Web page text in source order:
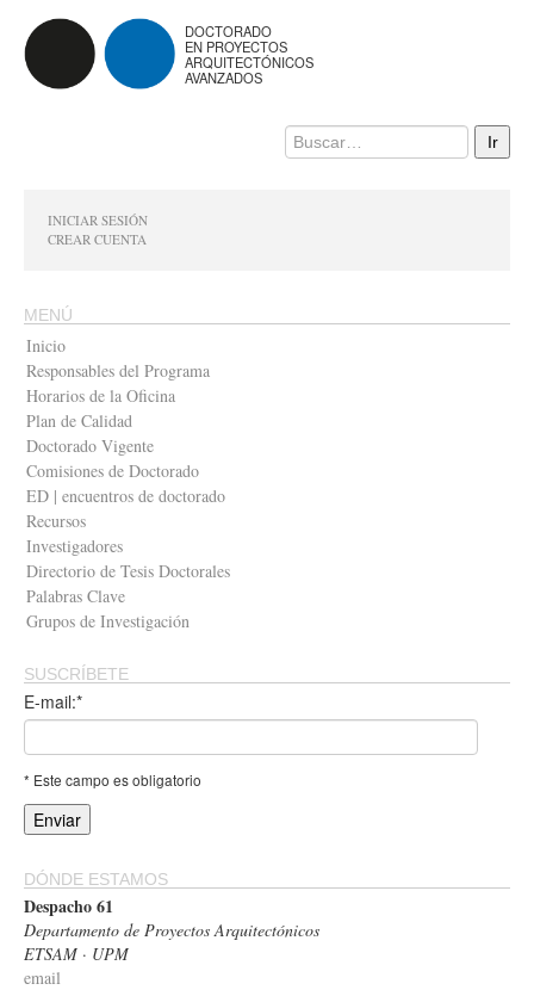
DOCTORADO
EN PROYECTOS
ARQUITECTÓNICOS
AVANZADOS
INICIAR SESIÓN
CREAR CUENTA
MENÚ
Inicio
Responsables del Programa
Horarios de la Oficina
Plan de Calidad
Doctorado Vigente
Comisiones de Doctorado
ED | encuentros de doctorado
Recursos
Investigadores
Directorio de Tesis Doctorales
Palabras Clave
Grupos de Investigación
SUSCRÍBETE
E-mail:*
* Este campo es obligatorio
DÓNDE ESTAMOS
Despacho 61
Departamento de Proyectos Arquitectónicos
ETSAM · UPM
email